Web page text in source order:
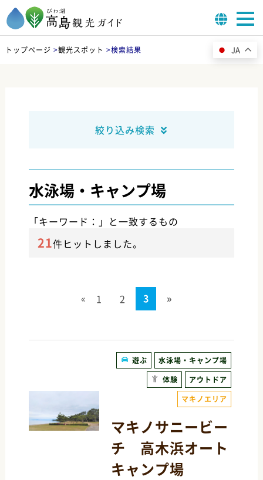
トップページ >観光スポット >検索結果
絞り込み検索
水泳場・キャンプ場
「キーワード：」と一致するもの
21件ヒットしました。
« 1 2 3 »
遊ぶ
水泳場・キャンプ場
体験
アウトドア
マキノエリア
マキノサニービー
チ 高木浜オート
キャンプ場
JA